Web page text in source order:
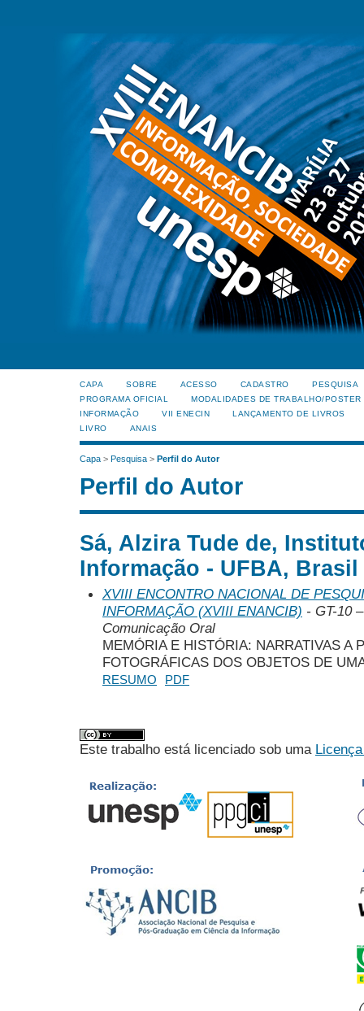
CAPA SOBRE ACESSO CADASTRO
PESQUISA
PROGRAMA OFICIAL
MODALIDADES DE TRABALHO/POSTER
INFORMAÇÃO
VII ENECIN
LANÇAMENTO DE LIVROS
LIVRO
ANAIS
Capa > Pesquisa > Perfil do Autor
Perfil do Autor
Sá, Alzira Tude de,
Informação - UFBA, Brasil
XVIII ENCONTRO NACIONAL DE
INFORMAÇÃO (XVIII ENANCIB) - GT-10
Comunicação Oral
MEMÓRIA E HISTÓRIA: NARRATIVAS A
FOTOGRÁFICAS DOS OBJETOS DE
RESUMO PDF
Este trabalho está licenciado sob uma